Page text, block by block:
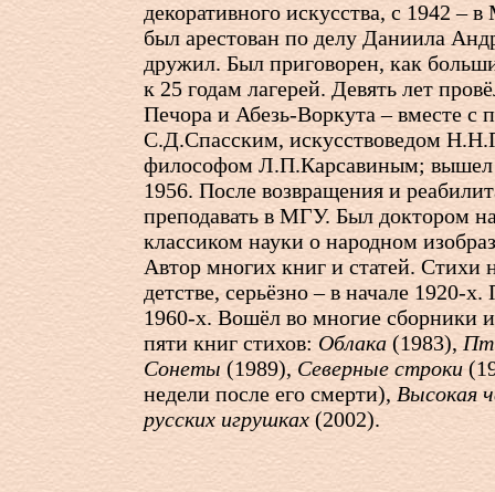
декоративного искусства, с 1942 –
был арестован по делу Даниила
дружил. Был приговорен, как
к 25 годам лагерей. Девять лет
Печора и Абезь-Воркута – вместе с
С.Д.Спасским, искусствоведом
философом Л.П.Карсавиным; вышел
1956. После возвращения и
преподавать в МГУ. Был доктором
классиком науки о народном
Автор многих книг и статей. Стихи
детстве, серьёзно – в начале 1920-х.
1960-х. Вошёл во многие сборники
пяти книг стихов: Облака (1983),
Сонеты (1989), Северные строки
недели после его смерти), Высокая
русских игрушках (2002).